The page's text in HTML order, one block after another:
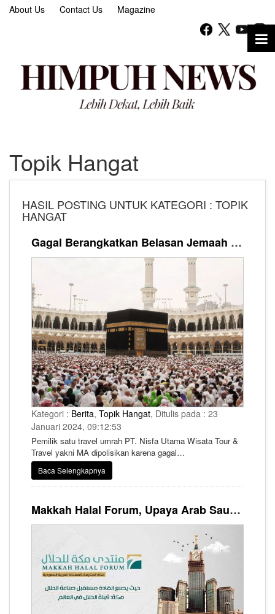
About Us Contact Us Magazine
Topik Hangat
HASIL POSTING UNTUK KATEGORI : TOPIK
HANGAT
Gagal Berangkatkan Belasan Jemaah Umrah, Polisi Tangkap Pemilik Travel di Banjar
Kategori : Berita, Topik Hangat, Ditulis pada : 23
Januari 2024, 09:12:53
Pemilik satu travel umrah PT. Nisfa Utama Wisata Tour &
Travel yakni MA dipolisikan karena gagal
memberangkatkan jemaah umrah.
Baca Selengkapnya
Makkah Halal Forum, Upaya Arab Saudi Perkuat Ekosistem Industri Halal